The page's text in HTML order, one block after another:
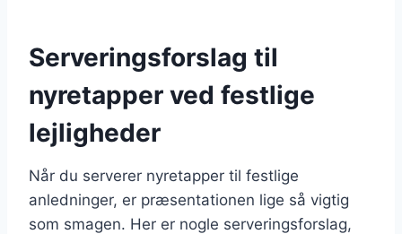
Serveringsforslag til
nyretapper ved festlige
lejligheder
Når du serverer nyretapper til festlige
anledninger, er præsentationen lige så vigtig
som smagen. Her er nogle serveringsforslag,